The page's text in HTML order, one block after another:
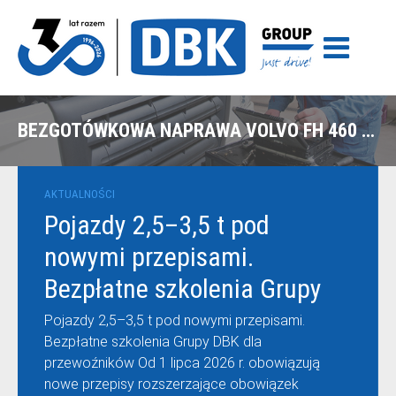
BEZGOTÓWKOWA NAPRAWA VOLVO FH 460 Z POLISY UNIQA W GDAŃSKU
AKTUALNOŚCI
Pojazdy 2,5–3,5 t pod
nowymi przepisami.
Bezpłatne szkolenia Grupy
DBK dla przewoźników
Pojazdy 2,5–3,5 t pod nowymi przepisami.
Bezpłatne szkolenia Grupy DBK dla
przewoźników Od 1 lipca 2026 r. obowiązują
nowe przepisy rozszerzające obowiązek